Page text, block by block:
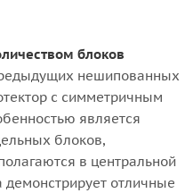
блоков
нешипованных
с симметричным
является
блоков,
в центральной
демонстрирует отличные